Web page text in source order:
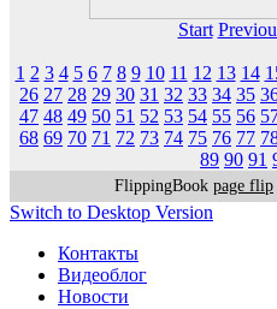
Start
1 2 3 4 5 6 7 8 9 10 11 12 13 14
26 27 28 29 30 31 32 33 34 35
47 48 49 50 51 52 53 54 55 56
68 69 70 71 72 73 74 75 76 77
89 90 91
FlippingBook page flip
Switch to Desktop Version
Контакты
Видеоблог
Новости